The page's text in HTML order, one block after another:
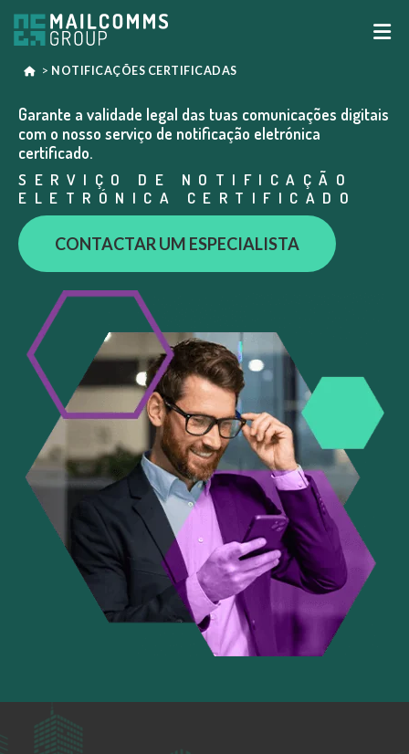
> NOTIFICAÇÕES CERTIFICADAS
Garante a validade legal das tuas comunicações digitais
com o nosso serviço de notificação eletrónica
certificado.
SERVIÇO DE NOTIFICAÇÃO
ELETRÓNICA CERTIFICADO
CONTACTAR UM ESPECIALISTA